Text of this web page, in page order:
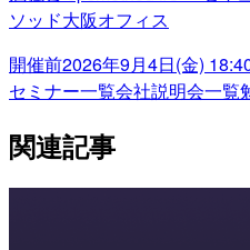
ソッド大阪オフィス
開催前2026年9月4日(金)
セミナー一覧会社説明会一覧
関連記事